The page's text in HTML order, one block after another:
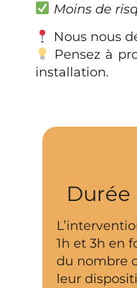
Moins de
Nous nous
Pensez à
installation.
1h et 3h en
du nombre
leur